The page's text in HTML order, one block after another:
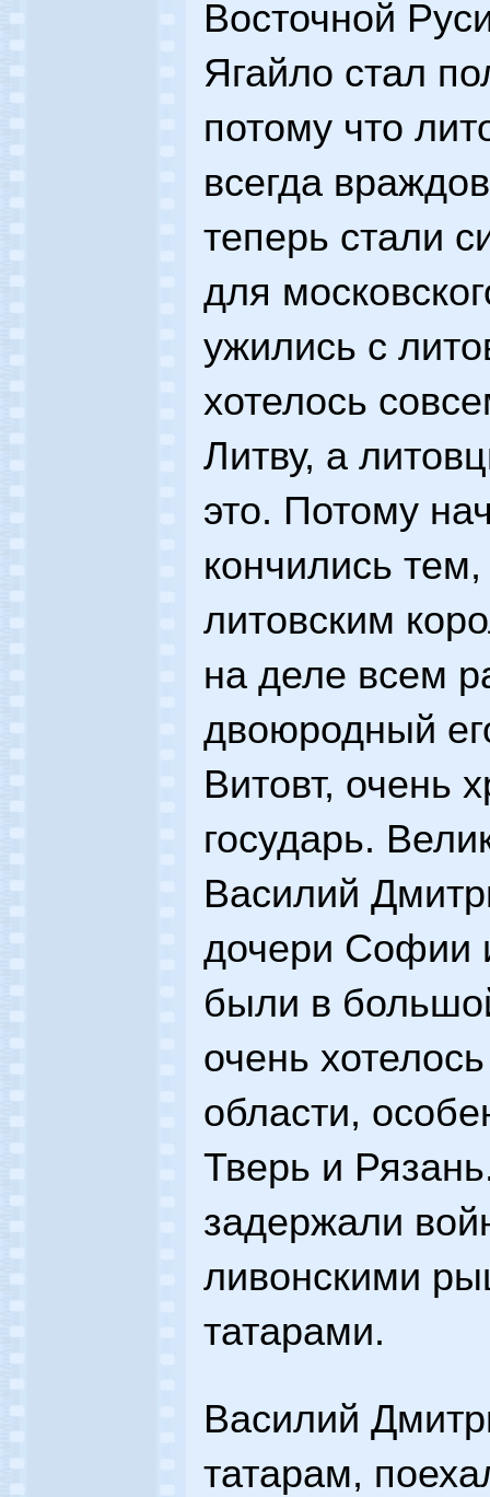
Восточной
Ягайло стал
потому что
всегда
теперь стали
для
ужились с
хотелось
Литву, а
это. Потому
кончились
литовским
на деле всем
двоюродный
Витовт, очень
государь.
Василий
дочери Софии
были в
очень
области,
Тверь и
задержали
ливонскими
татарами.
Василий
татарам,